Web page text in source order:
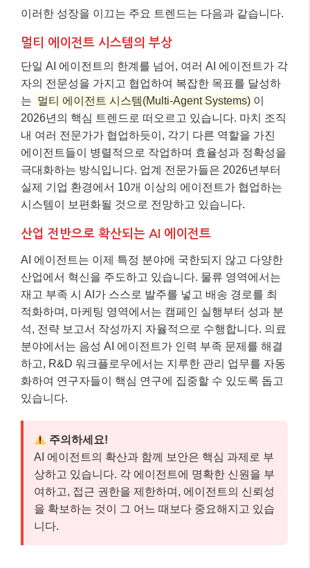
이러한 성장을 이끄는 주요 트렌드는 다음과 같습니다.
멀티 에이전트 시스템의 부상
단일 AI 에이전트의 한계를 넘어, 여러 AI 에이전트가 각
자의 전문성을 가지고 협업하여 복잡한 목표를 달성하
는 멀티 에이전트 시스템(Multi-Agent Systems) 이
2026년의 핵심 트렌드로 떠오르고 있습니다. 마치 조직
내 여러 전문가가 협업하듯이, 각기 다른 역할을 가진
에이전트들이 병렬적으로 작업하며 효율성과 정확성을
극대화하는 방식입니다. 업계 전문가들은 2026년부터
실제 기업 환경에서 10개 이상의 에이전트가 협업하는
시스템이 보편화될 것으로 전망하고 있습니다.
산업 전반으로 확산되는 AI 에이전트
AI 에이전트는 이제 특정 분야에 국한되지 않고 다양한
산업에서 혁신을 주도하고 있습니다. 물류 영역에서는
재고 부족 시 AI가 스스로 발주를 넣고 배송 경로를 최
적화하며, 마케팅 영역에서는 캠페인 실행부터 성과 분
석, 전략 보고서 작성까지 자율적으로 수행합니다. 의료
분야에서는 음성 AI 에이전트가 인력 부족 문제를 해결
하고, R&D 워크플로우에서는 지루한 관리 업무를 자동
화하여 연구자들이 핵심 연구에 집중할 수 있도록 돕고
있습니다.
주의하세요!
AI 에이전트의 확산과 함께 보안은 핵심 과제로 부
상하고 있습니다. 각 에이전트에 명확한 신원을 부
여하고, 접근 권한을 제한하며, 에이전트의 신뢰성
을 확보하는 것이 그 어느 때보다 중요해지고 있습
니다.